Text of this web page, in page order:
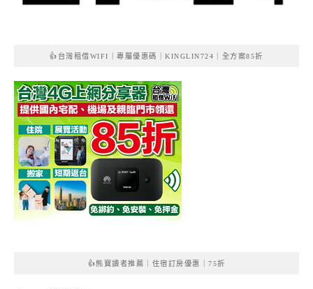
👍台灣租借WIFI｜專屬優惠碼｜KINGLIN724｜全方案85折
👍熊寶讀者推薦｜住宿訂房優惠｜75折